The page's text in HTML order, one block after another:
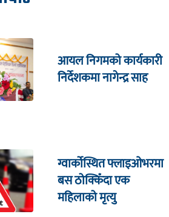
आयल निगमको कार्यकारी
निर्देशकमा नागेन्द्र साह
ग्वार्कोस्थित फ्लाइओभरमा
बस ठोक्किँदा एक
महिलाको मृत्यु